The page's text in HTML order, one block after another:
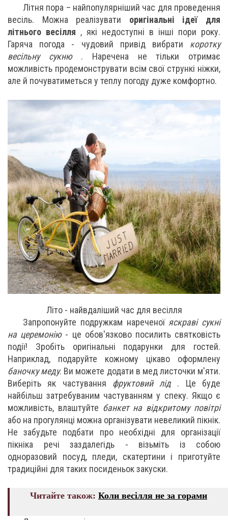
Літня пора – найпопулярніший час для проведення
весіль. Можна реалізувати оригінальні ідеї для
літнього весілля , які недоступні в інші пори року.
Гаряча погода - чудовий привід вибрати коротку
весільну сукню. Наречена не тільки отримає
можливість продемонструвати всім свої стрункі ніжки,
але й почуватиметься у теплу погоду дуже комфортно.
Літо - найвдаліший час для весілля
Запропонуйте подружкам нареченої яскраві сукні
на церемонію- це обов'язково посилить святковість
події! Зробіть оригінальні подарунки для гостей.
Наприклад, подаруйте кожному цікаво оформлену
баночку меду. Ви можете додати в мед листочки м'яти.
Виберіть як частування фруктовий лід . Це буде
найбільш затребуваним частуванням у спеку. Якщо є
можливість, влаштуйте банкет на відкритому повітрі
або на прогулянці можна організувати невеликий пікнік.
Не забудьте подбати про необхідні для організації
пікніка речі заздалегідь - візьміть із собою
одноразовий посуд, пледи, скатертини і приготуйте
традиційні для таких посиденьок закуски.
Читайте також: Коли весілля не за горами